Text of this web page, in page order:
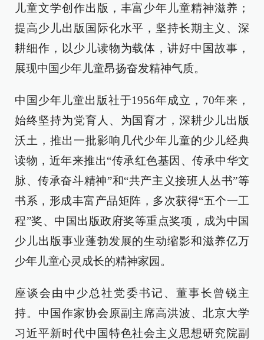
儿童文学创作出版，丰富少年儿童精神滋养；
提高少儿出版国际化水平，坚持长期主义、深
耕细作，以少儿读物为载体，讲好中国故事，
展现中国少年儿童昂扬奋发精神气质。
中国少年儿童出版社于1956年成立，70年来，
始终坚持为党育人、为国育才，深耕少儿出版
沃土，推出一批影响几代少年儿童的少儿经典
读物，近年来推出“传承红色基因、传承中华文
脉、传承奋斗精神”和“共产主义接班人丛书”等
书系，形成丰富产品矩阵，多次获得“五个一工
程”奖、中国出版政府奖等重点奖项，成为中国
少儿出版事业蓬勃发展的生动缩影和滋养亿万
少年儿童心灵成长的精神家园。
座谈会由中少总社党委书记、董事长曾锐主
持。中国作家协会原副主席高洪波、北京大学
习近平新时代中国特色社会主义思想研究院副